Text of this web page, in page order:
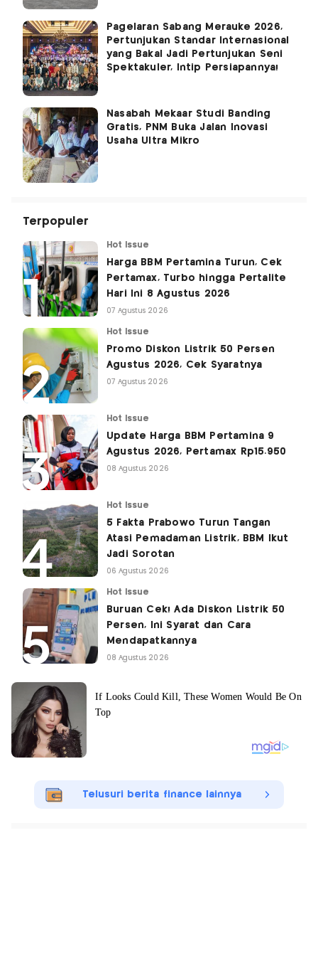
Pagelaran Sabang Merauke 2026,
Pertunjukan Standar Internasional
yang Bakal Jadi Pertunjukan Seni
Spektakuler, Intip Persiapannya!
Nasabah Mekaar Studi Banding
Gratis, PNM Buka Jalan Inovasi
Usaha Ultra Mikro
Terpopuler
Hot Issue
Harga BBM Pertamina Turun, Cek
Pertamax, Turbo hingga Pertalite
Hari Ini 8 Agustus 2026
07 Agustus 2026
Hot Issue
Promo Diskon Listrik 50 Persen
Agustus 2026, Cek Syaratnya
07 Agustus 2026
Hot Issue
Update Harga BBM Pertamina 9
Agustus 2026, Pertamax Rp15.950
08 Agustus 2026
Hot Issue
5 Fakta Prabowo Turun Tangan
Atasi Pemadaman Listrik, BBM Ikut
Jadi Sorotan
06 Agustus 2026
Hot Issue
Buruan Cek! Ada Diskon Listrik 50
Persen, Ini Syarat dan Cara
Mendapatkannya
08 Agustus 2026
Telusuri berita finance lainnya